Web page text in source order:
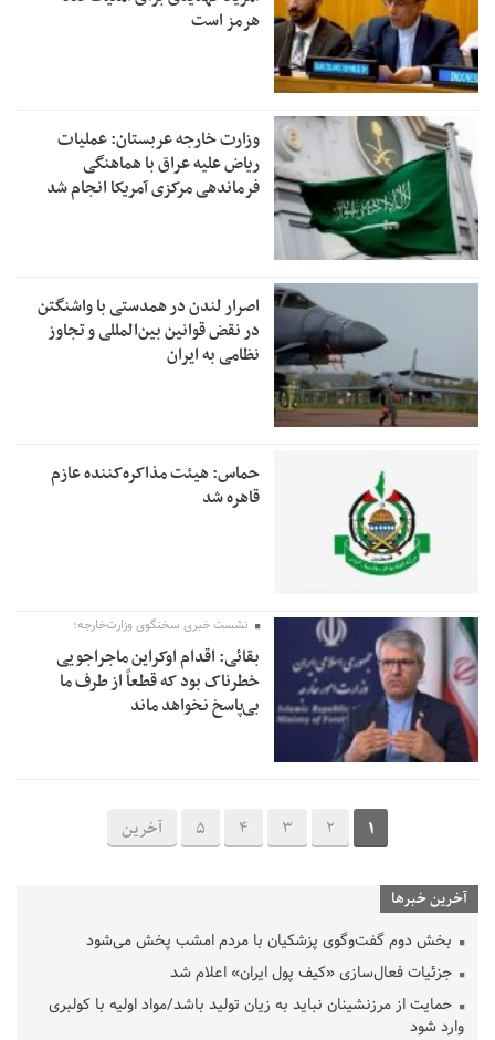
هرمز است
وزارت خارجه عربستان: عملیات
ریاض علیه عراق با هماهنگی
فرماندهی مرکزی آمریکا انجام شد
اصرار لندن در همدستی با واشنگتن
در نقض قوانین بین‌المللی و تجاوز
نظامی به ایران
حماس: هیئت مذاکره‌کننده عازم
قاهره شد
نشست خبری سخنگوی وزارت‌خارجه؛
بقائی: اقدام اوکراین ماجراجویی
خطرناک بود که قطعاً از طرف ما
بی‌پاسخ نخواهد ماند
1
2
3
4
5 آخرین
آخرین خبرها
بخش دوم گفت‌وگوی پزشکیان با مردم امشب پخش می‌شود
جزئیات فعال‌سازی «کیف پول ایران» اعلام شد
حمایت از مرزنشینان نباید به زیان تولید باشد/مواد اولیه با کولبری
وارد شود